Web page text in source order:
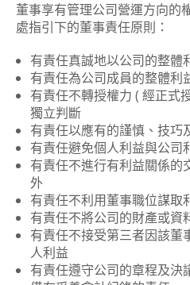
董事享有管理公司營運方向的
處指引下的董事責任原則：
有責任真誠地以公司的整體
有責任為公司成員的整體利
有責任不轉授權力 ( 經正式
獨立判斷
有責任以應有的謹慎、技巧
有責任避免個人利益與公司
有責任不進行有利益關係的
外
有責任不利用董事職位謀取
有責任不將公司的財產或資
有責任不接受第三者因該董
人利益
有責任遵守公司的章程及決